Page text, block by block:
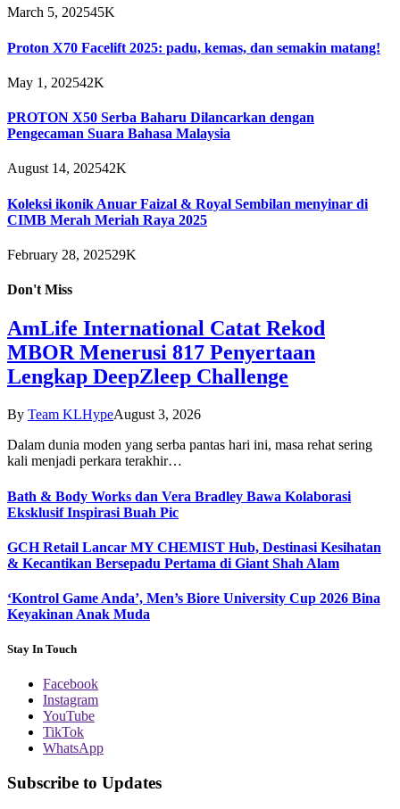
March 5, 202545K
Proton X70 Facelift 2025: padu, kemas, dan semakin matang!
May 1, 202542K
PROTON X50 Serba Baharu Dilancarkan dengan
Pengecaman Suara Bahasa Malaysia
August 14, 202542K
Koleksi ikonik Anuar Faizal & Royal Sembilan menyinar di
CIMB Merah Meriah Raya 2025
February 28, 202529K
Don't Miss
AmLife International Catat Rekod
MBOR Menerusi 817 Penyertaan
Lengkap DeepZleep Challenge
By Team KLHypeAugust 3, 2026
Dalam dunia moden yang serba pantas hari ini, masa rehat sering
kali menjadi perkara terakhir…
Bath & Body Works dan Vera Bradley Bawa Kolaborasi
Eksklusif Inspirasi Buah Pic
GCH Retail Lancar MY CHEMIST Hub, Destinasi Kesihatan
& Kecantikan Bersepadu Pertama di Giant Shah Alam
‘Kontrol Game Anda’, Men’s Biore University Cup 2026 Bina
Keyakinan Anak Muda
Stay In Touch
Facebook
Instagram
YouTube
TikTok
WhatsApp
Subscribe to Updates